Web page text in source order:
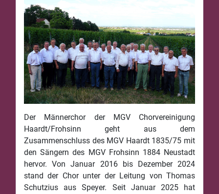
Der Männerchor der MGV Chorvereinigung
Haardt/Frohsinn geht aus dem
Zusammenschluss des MGV Haardt 1835/75 mit
den Sängern des MGV Frohsinn 1884 Neustadt
hervor. Von Januar 2016 bis Dezember 2024
stand der Chor unter der Leitung von Thomas
Schutzius aus Speyer. Seit Januar 2025 hat